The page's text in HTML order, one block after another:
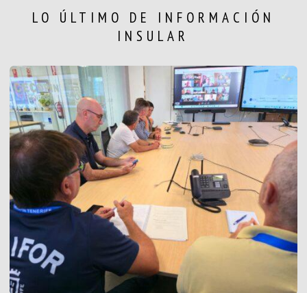
LO ÚLTIMO DE INFORMACIÓN
INSULAR